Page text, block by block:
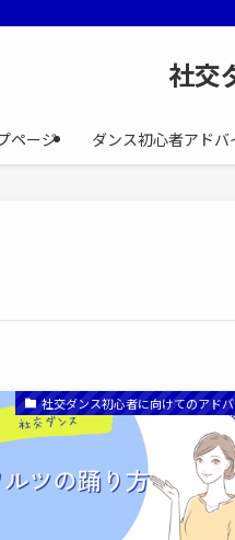
社交
ページ ダンス初心者アドバ
社交ダンス初心者に向けてのアド